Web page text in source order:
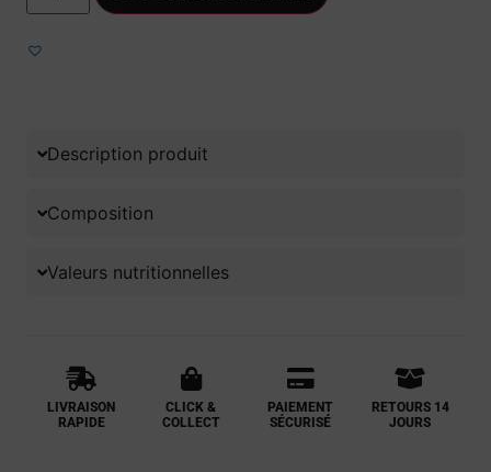
Description produit
Composition
Valeurs nutritionnelles
LIVRAISON
RAPIDE
CLICK &
COLLECT
PAIEMENT
SÉCURISÉ
RETOURS 14
JOURS